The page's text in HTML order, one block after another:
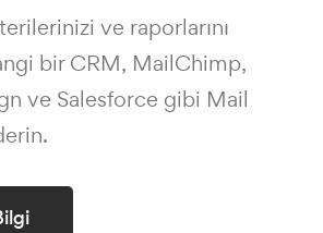
ve raporlarını
bir CRM, MailChimp,
ve Salesforce gibi Mail